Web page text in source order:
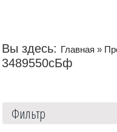
Вы здесь: Главная »
3489550сБф
Фильтр